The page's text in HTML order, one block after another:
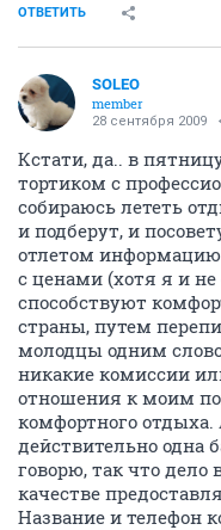
ОТВЕТИТЬ
SOLEO
member
28 сентября 2009
Кстати, да.. в
тортиком с
собираюсь лететь
и подберут, и
отлетом
с ценами (хотя я и
способствуют
страны, путем
молодцы одним
никакие комиссии
отношения к моим
комфортного отдыха.
действительно одна
говорю, так что
качестве
Название и телефон